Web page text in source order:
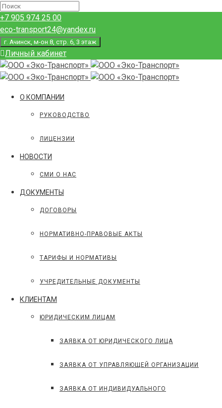
+7 905 974 25 00
eco-transport24@yandex.ru
г. Ачинск, м-он 8, стр. 6, 3 этаж
Личный кабинет
О КОМПАНИИ
РУКОВОДСТВО
ЛИЦЕНЗИИ
НОВОСТИ
СМИ О НАС
ДОКУМЕНТЫ
ДОГОВОРЫ
НОРМАТИВНО-ПРАВОВЫЕ АКТЫ
ТАРИФЫ И НОРМАТИВЫ
УЧРЕДИТЕЛЬНЫЕ ДОКУМЕНТЫ
КЛИЕНТАМ
ЮРИДИЧЕСКИМ ЛИЦАМ
ЗАЯВКА ОТ ЮРИДИЧЕСКОГО ЛИЦА
ЗАЯВКА ОТ УПРАВЛЯЮЩЕЙ ОРГАНИЗАЦИИ
ЗАЯВКА ОТ ИНДИВИДУАЛЬНОГО